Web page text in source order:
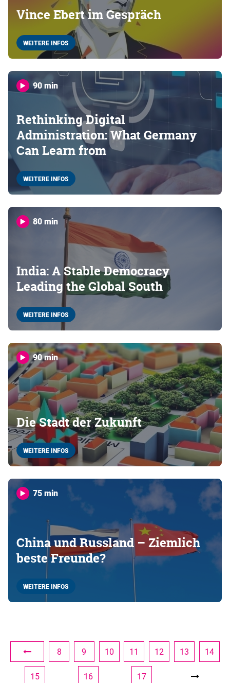
Vince Ebert im Gespräch
WEITERE INFOS
90 min
Rethinking Digital
Administration: What Germany
Can Learn from
WEITERE INFOS
80 min
India: A Stable Democracy
Leading the Global South
WEITERE INFOS
90 min
Die Stadt der Zukunft
WEITERE INFOS
75 min
China und Russland – Ziemlich
beste Freunde?
WEITERE INFOS
8 9 10 11 12 13 14
15 16 17